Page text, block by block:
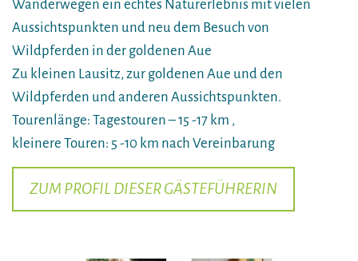
Wanderwegen ein echtes Naturerlebnis mit vielen
Aussichtspunkten und neu dem Besuch von
Wildpferden in der goldenen Aue
Zu kleinen Lausitz, zur goldenen Aue und den
Wildpferden und anderen Aussichtspunkten.
Tourenlänge: Tagestouren – 15 -17 km ,
kleinere Touren: 5 -10 km nach Vereinbarung
ZUM PROFIL DIESER GÄSTEFÜHRERIN